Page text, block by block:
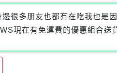
很多朋友也都有在吃我也是
現在有免運費的優惠組合送